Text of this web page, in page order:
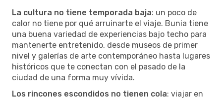
La cultura no tiene temporada baja: un poco de
calor no tiene por qué arruinarte el viaje. Bunia tiene
una buena variedad de experiencias bajo techo para
mantenerte entretenido, desde museos de primer
nivel y galerías de arte contemporáneo hasta lugares
históricos que te conectan con el pasado de la
ciudad de una forma muy vívida.
Los rincones escondidos no tienen cola: viajar en